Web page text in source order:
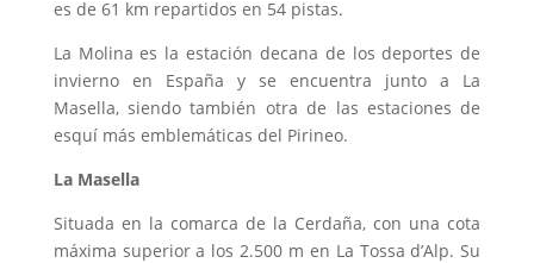
es de 61 km repartidos en 54 pistas.
La Molina es la estación decana de los deportes de
invierno en España y se encuentra junto a La
Masella, siendo también otra de las estaciones de
esquí más emblemáticas del Pirineo.
La Masella
Situada en la comarca de la Cerdaña, con una cota
máxima superior a los 2.500 m en La Tossa d’Alp. Su